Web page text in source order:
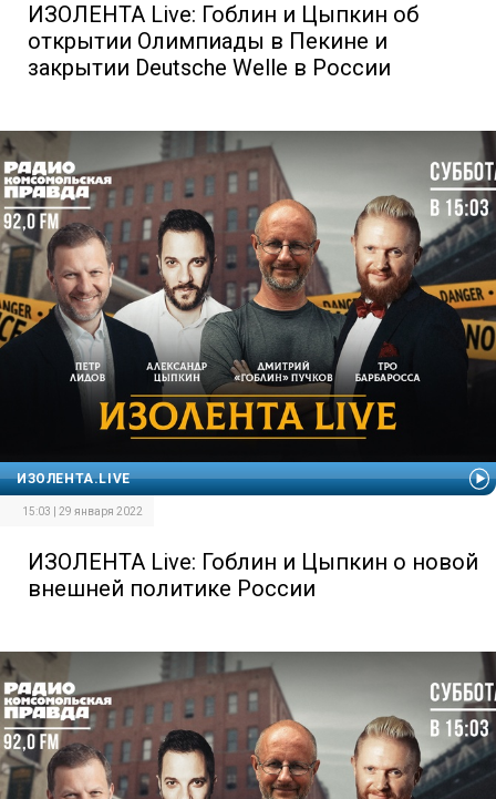
ИЗОЛЕНТА Live: Гоблин и Цыпкин об
открытии Олимпиады в Пекине и
закрытии Deutsche Welle в России
ИЗОЛЕНТА.LIVE
15:03 | 29 января 2022
ИЗОЛЕНТА Live: Гоблин и Цыпкин о новой
внешней политике России